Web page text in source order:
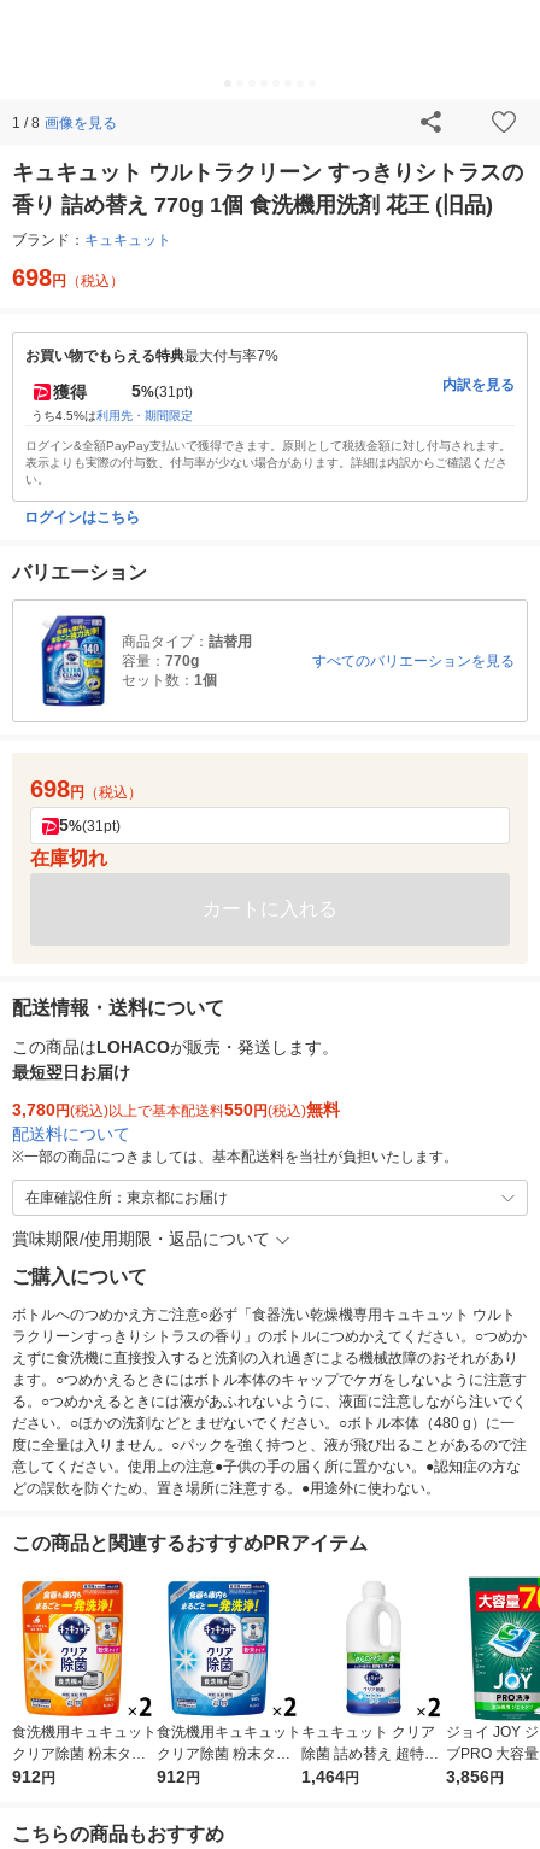
1 / 8 画像を見る
キュキュット ウルトラクリーン すっきりシトラスの
香り 詰め替え 770g 1個 食洗機用洗剤 花王 (旧品)
ブランド： キュキュット
698円 （税込）
お買い物でもらえる特典最大付与率7%
獲得 5%(31pt)
うち4.5%は利用先・期間限定
内訳を見る
ログイン&全額PayPay支払いで獲得できます。原則として税抜金額に対し付与されます。
表示よりも実際の付与数、付与率が少ない場合があります。詳細は内訳からご確認くださ
い。
ログインはこちら
バリエーション
商品タイプ： 詰替用
容量： 770g
セット数： 1個
すべてのバリエーションを見る
698円 （税込）
5%(31pt)
在庫切れ
カートに入れる
配送情報・送料について
この商品はLOHACOが販売・発送します。
最短翌日お届け
3,780円(税込)以上で基本配送料550円(税込)無料
配送料について
※一部の商品につきましては、基本配送料を当社が負担いたします。
在庫確認住所：東京都にお届け
賞味期限/使用期限・返品について
ご購入について
ボトルへのつめかえ方ご注意○必ず「食器洗い乾燥機専用キュキュット ウルト
ラクリーンすっきりシトラスの香り」のボトルにつめかえてください。○つめか
えずに食洗機に直接投入すると洗剤の入れ過ぎによる機械故障のおそれがあり
ます。○つめかえるときにはボトル本体のキャップでケガをしないように注意す
る。○つめかえるときには液があふれないように、液面に注意しながら注いでく
ださい。○ほかの洗剤などとまぜないでください。○ボトル本体（480 g）に一
度に全量は入りません。○パックを強く持つと、液が飛び出ることがあるので注
意してください。使用上の注意●子供の手の届く所に置かない。●認知症の方な
どの誤飲を防ぐため、置き場所に注意する。●用途外に使わない。
この商品と関連するおすすめPRアイテム
食洗機用キュキュット
クリア除菌 粉末タイ
プ オレンジ 詰め替え
王
912円
食洗機用キュキュット
クリア除菌 粉末タイ
プ グレープフルーツ
洗剤 花王
912円
キュキュット クリア
除菌 詰め替え 超特大
1250mL 1セット（2
1,464円
ジョイ JOY
ブPRO 大容
ト（76個入
3,856円
こちらの商品もおすすめ